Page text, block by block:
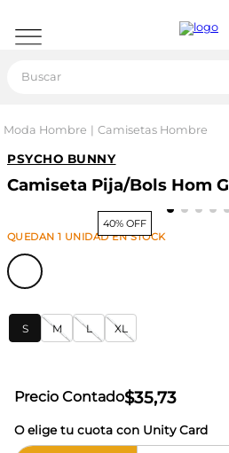
Moda Hombre Camisetas Hombre
PSYCHO BUNNY
Camiseta Pija/Bols Hom
40% OFF
QUEDAN1 UNIDADEN STOCK
S M L XL
Precio Contado$35,73
O elige tu cuota con Unity Card